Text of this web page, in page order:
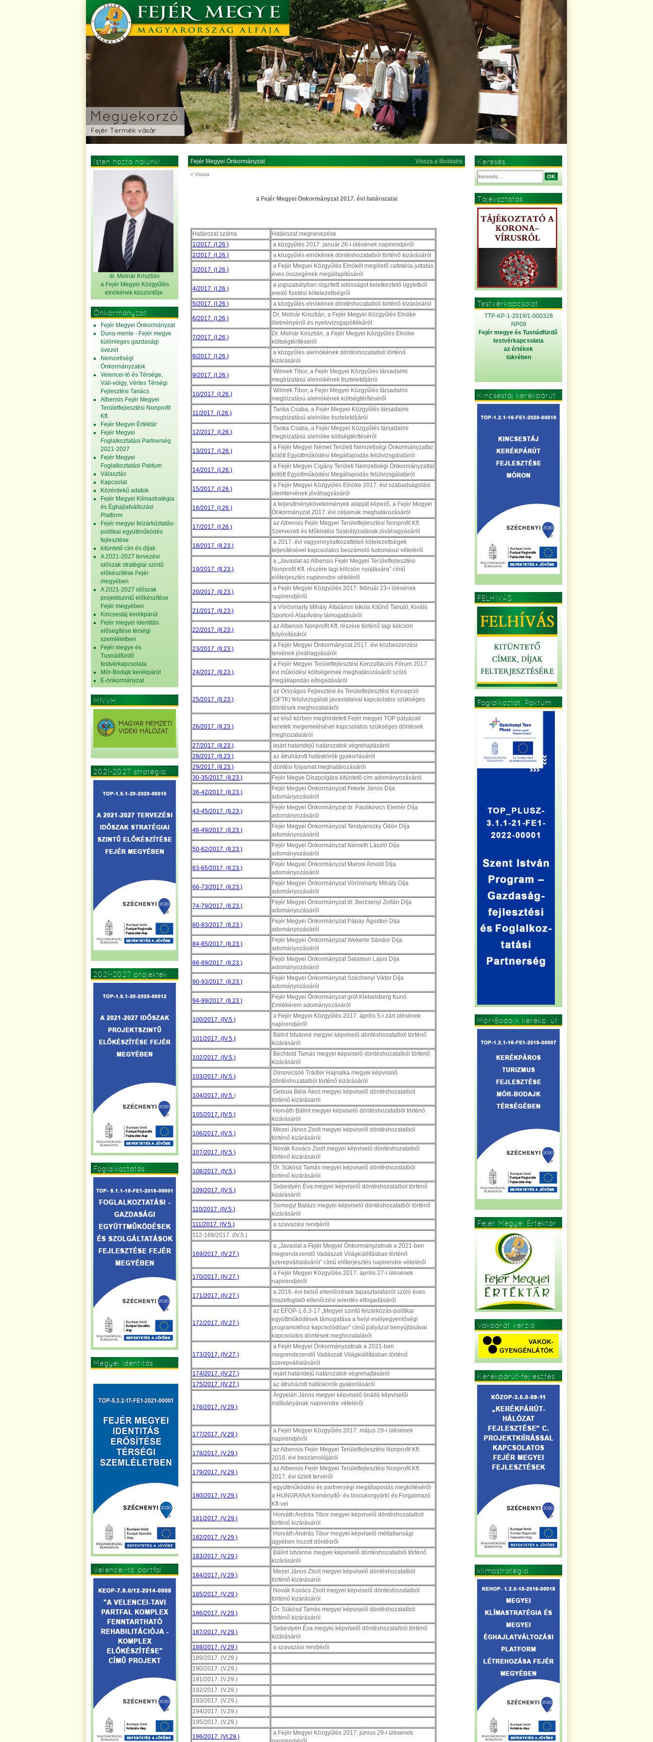
Isten hozta nálunk!
dr. Molnár Krisztián
a Fejér Megyei Közgyűlés
elnökének köszöntője
Önkormányzat
Fejér Megyei Önkormányzat
Duna-mente - Fejér megye
különleges gazdasági
övezet
Nemzetiségi
Önkormányzatok
Velencei-tó és Térsége,
Váli-völgy, Vértes Térségi
Fejlesztési Tanács
Albensis Fejér Megyei
Területfejlesztési Nonprofit
Kft.
Fejér Megyei Értéktár
Fejér Megyei
Foglalkoztatási Partnerség
2021-2027
Fejér Megyei
Foglalkoztatási Paktum
Választás
Kapcsolat
Közérdekű adatok
Fejér Megyei Klímastratégia
és Éghajlatváltozási
Platform
Fejér megyei felzárkóztatás-
politikai együttműködés
fejlesztése
kitüntető cím és díjak
A 2021-2027 tervezési
időszak stratégiai szintű
előkészítése Fejér
megyében
A 2021-2027 időszak
projektszintű előkészítése
Fejér megyében
Kincsestáj kerékpárút
Fejér megyei identitás
elősegítése térségi
szemléletben
Fejér megye és
Tusnádfürdő
testvérkapcsolata
Mór-Bodajk kerékpárút
E-önkormányzat
MNVH
2021-2027 stratégia
2021-2027 projektek
Foglalkoztatás
Megyei identitás
Velencei-tó partfal
Fejér Megyei Önkormányzat Vissza a főoldalra
« Vissza
a Fejér Megyei Önkormányzat 2017. évi határozatai
Határozat száma
Határozat megnevezése
1/2017. (I.26.)
a közgyűlés 2017. január 26-i ülésének napirendjéről
2/2017. (I.26.)
a közgyűlés elnökének döntéshozatalból történő kizárásáról
3/2017. (I.26.)
a Fejér Megyei Közgyűlés Elnökét megillető cafetéria juttatás
éves összegének megállapításáról
4/2017. (I.26.)
a jogszabályban rögzített adósságot keletkeztető ügyletből
eredő fizetési kötelezettségről
5/2017. (I.26.)
a közgyűlés elnökének döntéshozatalból történő kizárásáról
6/2017. (I.26.)
Dr. Molnár Krisztián, a Fejér Megyei Közgyűlés Elnöke
illetményéről és nyelvvizsgapótlékáról
7/2017. (I.26.)
Dr. Molnár Krisztián, a Fejér Megyei Közgyűlés Elnöke
költségtérítéséről
8/2017. (I.26.)
a közgyűlés alelnökének döntéshozatalból történő
kizárásáról
9/2017. (I.26.)
Wilmek Tibor, a Fejér Megyei Közgyűlés társadalmi
megbízatású alelnökének tiszteletdíjáról
10/2017. (I.26.)
Wilmek Tibor, a Fejér Megyei Közgyűlés társadalmi
megbízatású alelnökének költségtérítéséről
11/2017. (I.26.)
Tanka Csaba, a Fejér Megyei Közgyűlés társadalmi
megbízatású alelnöke tiszteletdíjáról
12/2017. (I.26.)
Tanka Csaba, a Fejér Megyei Közgyűlés társadalmi
megbízatású alelnöke költségtérítéséről
13/2017. (I.26.)
a Fejér Megyei Német Területi Nemzetiségi Önkormányzattal
kötött Együttműködési Megállapodás felülvizsgálatáról
14/2017. (I.26.)
a Fejér Megyei Cigány Területi Nemzetiségi Önkormányzattal
kötött Együttműködési Megállapodás felülvizsgálatáról
15/2017. (I.26.)
a Fejér Megyei Közgyűlés Elnöke 2017. évi szabadságolási
ütemtervének jóváhagyásáról
16/2017. (I.26.)
a teljesítménykövetelmények alapját képező, a Fejér Megyei
Önkormányzat 2017. évi céljainak meghatározásáról
17/2017. (I.26.)
az Albensis Fejér Megyei Területfejlesztési Nonprofit Kft.
Szervezeti és Működési Szabályzatának jóváhagyásáról
18/2017. (II.23.)
a 2017. évi vagyonnyilatkozattételi kötelezettségek
teljesítésével kapcsolatos beszámoló tudomásul vételéről
19/2017. (II.23.)
a „Javaslat az Albensis Fejér Megyei Területfejlesztési
Nonprofit Kft. részére tagi kölcsön nyújtására” című
előterjesztés napirendre vételéről
20/2017. (II.23.)
a Fejér Megyei Közgyűlés 2017. február 23-i ülésének
napirendjéről
21/2017. (II.23.)
a Vörösmarty Mihály Általános Iskola Kitűnő Tanuló, Kiváló
Sportoló Alapítvány támogatásáról
22/2017. (II.23.)
az Albensis Nonprofit Kft. részére történő tagi kölcsön
folyósításáról
23/2017. (II.23.)
a Fejér Megyei Önkormányzat 2017. évi közbeszerzési
tervének jóváhagyásáról
24/2017. (II.23.)
a Fejér Megyei Területfejlesztési Konzultációs Fórum 2017.
évi működési költségeinek meghatározásáról szóló
megállapodás elfogadásáról
25/2017. (II.23.)
az Országos Fejlesztési és Területfejlesztési Koncepció
(OFTK) felülvizsgálati javaslataival kapcsolatos szükséges
döntések meghozataláról
26/2017. (II.23.)
az első körben meghirdetett Fejér megyei TOP pályázati
keretek megemelésével kapcsolatos szükséges döntések
meghozataláról
27/2017. (II.23.)
lejárt határidejű határozatok végrehajtásáról
28/2017. (II.23.)
az átruházott hatáskörök gyakorlásáról
29/2017. (II.23.)
döntési folyamat meghatározásáról
30-35/2017. (II.23.)
Fejér Megye Díszpolgára kitüntető cím adományozásáról
36-42/2017. (II.23.)
Fejér Megyei Önkormányzat Fekete János Díja
adományozásáról
43-45/2017. (II.23.)
Fejér Megyei Önkormányzat dr. Paulikovics Elemér Díja
adományozásáról
46-49/2017. (II.23.)
Fejér Megyei Önkormányzat Terstyánszky Ödön Díja
adományozásáról
50-62/2017. (II.23.)
Fejér Megyei Önkormányzat Németh László Díja
adományozásáról
63-65/2017. (II.23.)
Fejér Megyei Önkormányzat Marosi Arnold Díja
adományozásáról
66-73/2017. (II.23.)
Fejér Megyei Önkormányzat Vörösmarty Mihály Díja
adományozásáról
74-79/2017. (II.23.)
Fejér Megyei Önkormányzat dr. Berzsenyi Zoltán Díja
adományozásáról
80-83/2017. (II.23.)
Fejér Megyei Önkormányzat Pápay Ágoston Díja
adományozásáról
84-85/2017. (II.23.)
Fejér Megyei Önkormányzat Wekerle Sándor Díja
adományozásáról
86-89/2017. (II.23.)
Fejér Megyei Önkormányzat Salamon Lajos Díja
adományozásáról
90-93/2017. (II.23.)
Fejér Megyei Önkormányzat Széchenyi Viktor Díja
adományozásáról
94-99/2017. (II.23.)
Fejér Megyei Önkormányzat gróf Klebelsberg Kunó
Emlékérem adományozásáról
100/2017. (IV.5.)
a Fejér Megyei Közgyűlés 2017. április 5-i zárt ülésének
napirendjéről
101/2017. (IV.5.)
Bálint Istvánné megyei képviselő döntéshozatalból történő
kizárásáról
102/2017. (IV.5.)
Bechtold Tamás megyei képviselő döntéshozatalból történő
kizárásáról
103/2017. (IV.5.)
Dimovicsné Trádler Hajnalka megyei képviselő
döntéshozatalból történő kizárásáról
104/2017. (IV.5.)
Gebula Béla Ákos megyei képviselő döntéshozatalból
történő kizárásáról
105/2017. (IV.5.)
Horváth Bálint megyei képviselő döntéshozatalból történő
kizárásáról
106/2017. (IV.5.)
Mezei János Zsolt megyei képviselő döntéshozatalból
történő kizárásáról
107/2017. (IV.5.)
Novák Kovács Zsolt megyei képviselő döntéshozatalból
történő kizárásáról
108/2017. (IV.5.)
Dr. Sükösd Tamás megyei képviselő döntéshozatalból
történő kizárásáról
109/2017. (IV.5.)
Sebestyén Éva megyei képviselő döntéshozatalból történő
kizárásáról
110/2017. (IV.5.)
Somogyi Balázs megyei képviselő döntéshozatalból történő
kizárásáról
111/2017. (IV.5.)
a szavazási rendjéről
112-168/2017. (IV.5.)
169/2017. (IV.27.)
a „Javaslat a Fejér Megyei Önkormányzatnak a 2021-ben
megrendezendő Vadászati Világkiállításban történő
szerepvállalásáról” című előterjesztés napirendre vételéről
170/2017. (IV.27.)
a Fejér Megyei Közgyűlés 2017. április 27-i ülésének
napirendjéről
171/2017. (IV.27.)
a 2016. évi belső ellenőrzések tapasztalatairól szóló éves
összefoglaló ellenőrzési jelentés elfogadásáról
172/2017. (IV.27.)
az EFOP-1.6.3-17 „Megyei szintű felzárkózás-politikai
együttműködések támogatása a helyi esélyegyenlőségi
programokhoz kapcsolódóan” című pályázat benyújtásával
kapcsolatos döntések meghozataláról
173/2017. (IV.27.)
a Fejér Megyei Önkormányzatnak a 2021-ben
megrendezendő Vadászati Világkiállításban történő
szerepvállalásáról
174/2017. (IV.27.)
lejárt határidejű határozatok végrehajtásáról
175/2017. (IV.27.)
az átruházott hatáskörök gyakorlásáról
176/2017. (V.29.)
Árgyelán János megyei képviselő önálló képviselői
indítványának napirendre vételéről
177/2017. (V.29.)
a Fejér Megyei Közgyűlés 2017. május 29-i ülésének
napirendjéről
178/2017. (V.29.)
az Albensis Fejér Megyei Területfejlesztési Nonprofit Kft.
2016. évi beszámolójáról
179/2017. (V.29.)
az Albensis Fejér Megyei Területfejlesztési Nonprofit Kft.
2017. évi üzleti tervéről
180/2017. (V.29.)
együttműködési és partnerségi megállapodás megkötéséről
a HUNGRANA Keményítő- és Izocukorgyártó és Forgalmazó
Kft-vel
181/2017. (V.29.)
Horváth András Tibor megyei képviselő döntéshozatalból
történő kizárásáról
182/2017. (V.29.)
Horváth András Tibor megyei képviselő méltatlansági
ügyében hozott döntésről
183/2017. (V.29.)
Bálint Istvánné megyei képviselő döntéshozatalból történő
kizárásáról
184/2017. (V.29.)
Mezei János Zsolt megyei képviselő döntéshozatalból
történő kizárásáról
185/2017. (V.29.)
Novák Kovács Zsolt megyei képviselő döntéshozatalból
történő kizárásáról
186/2017. (V.29.)
Dr. Sükösd Tamás megyei képviselő döntéshozatalból
történő kizárásáról
187/2017. (V.29.)
Sebestyén Éva megyei képviselő döntéshozatalból történő
kizárásáról
188/2017. (V.29.)
a szavazási rendjéről
189/2017. (V.29.)
190/2017. (V.29.)
191/2017. (V.29.)
192/2017. (V.29.)
193/2017. (V.29.)
194/2017. (V.29.)
195/2017. (V.29.)
196/2017. (VI.29.)
a Fejér Megyei Közgyűlés 2017. június 29-i ülésének
Keresés
OK
Tájékoztatás
Testvérkapcsolat
TTP-KP-1-2019/1-000328
NP09
Fejér megye és Tusnádfürdő
testvérkapcsolata
az értékek
tükrében
Kincsestáj kerékpárút
FELHÍVÁS
Foglalkoztat. Paktum
Mór-Bodajk kerékp. út
Fejér Megyei Értéktár
Vakbarát verzió
Kerékpárút-fejlesztés
klímastratégia